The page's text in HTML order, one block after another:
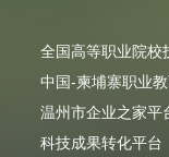
全国高等职业院校
中国-柬埔寨职业
温州市企业之家平
科技成果转化平台